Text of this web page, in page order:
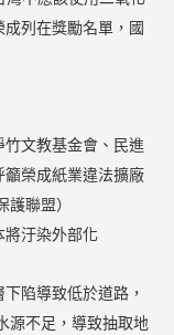
列在獎勵名單，國
文教基金會、民進
榮成紙業違法擴廠
聯盟）
將汙染外部化
陷導致低於道路，
源不足，導致抽取地